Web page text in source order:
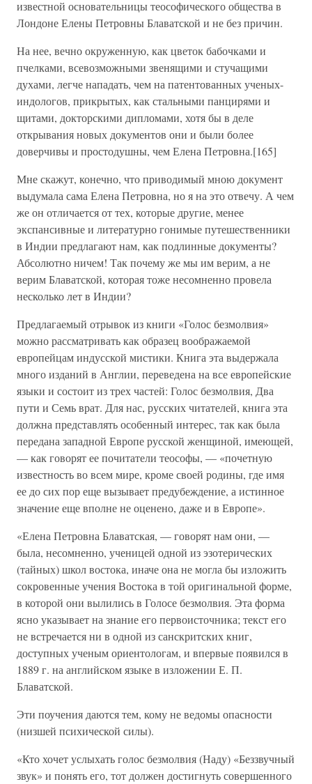
известной основательницы теософического общества в
Лондоне Елены Петровны Блаватской и не без причин.
На нее, вечно окруженную, как цветок бабочками и
пчелками, всевозможными звенящими и стучащими
духами, легче нападать, чем на патентованных ученых-
индологов, прикрытых, как стальными панцирями и
щитами, докторскими дипломами, хотя бы в деле
открывания новых документов они и были более
доверчивы и простодушны, чем Елена Петровна.[165]
Мне скажут, конечно, что приводимый мною документ
выдумала сама Елена Петровна, но я на это отвечу. А чем
же он отличается от тех, которые другие, менее
экспансивные и литературно гонимые путешественники
в Индии предлагают нам, как подлинные документы?
Абсолютно ничем! Так почему же мы им верим, а не
верим Блаватской, которая тоже несомненно провела
несколько лет в Индии?
Предлагаемый отрывок из книги «Голос безмолвия»
можно рассматривать как образец воображаемой
европейцам индусской мистики. Книга эта выдержала
много изданий в Англии, переведена на все европейские
языки и состоит из трех частей: Голос безмолвия, Два
пути и Семь врат. Для нас, русских читателей, книга эта
должна представлять особенный интерес, так как была
передана западной Европе русской женщиной, имеющей,
— как говорят ее почитатели теософы, — «почетную
известность во всем мире, кроме своей родины, где имя
ее до сих пор еще вызывает предубеждение, а истинное
значение еще вполне не оценено, даже и в Европе».
«Елена Петровна Блаватская, — говорят нам они, —
была, несомненно, ученицей одной из эзотерических
(тайных) школ востока, иначе она не могла бы изложить
сокровенные учения Востока в той оригинальной форме,
в которой они вылились в Голосе безмолвия. Эта форма
ясно указывает на знание его первоисточника; текст его
не встречается ни в одной из санскритских книг,
доступных ученым ориентологам, и впервые появился в
1889 г. на английском языке в изложении Е. П.
Блаватской.
Эти поучения даются тем, кому не ведомы опасности
(низшей психической силы).
«Кто хочет услыхать голос безмолвия (Наду) «Беззвучный
звук» и понять его, тот должен достигнуть совершенного